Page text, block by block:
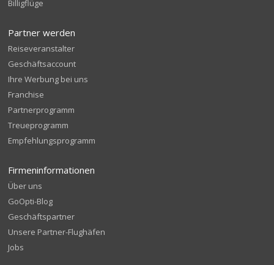
Billigflüge
Partner werden
Reiseveranstalter
Geschäftsaccount
Ihre Werbung bei uns
Franchise
Partnerprogramm
Treueprogramm
Empfehlungsprogramm
Firmeninformationen
Über uns
GoOpti-Blog
Geschäftspartner
Unsere Partner-Flughäfen
Jobs